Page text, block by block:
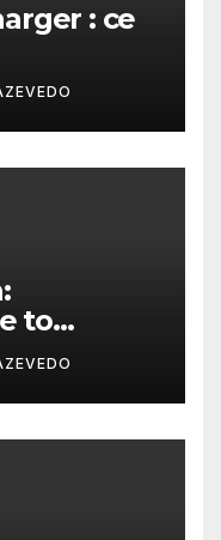
: ce
to
and